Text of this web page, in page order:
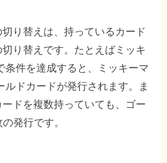
り替えは、持っているカード
り替えです。たとえばミッキ
条件を達成すると、ミッキーマ
ルドカードが発行されます。ま
ドを複数持っていても、ゴー
発行です。